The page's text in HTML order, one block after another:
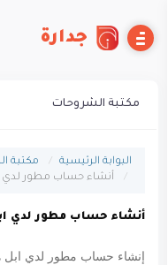
جدارة
مكتبة الشروحات
البوابة الرئيسية مكتبة
أنشاء حساب مطور لدي
أنشاء حساب مطور لدي
إنشاء حساب مطور لدي